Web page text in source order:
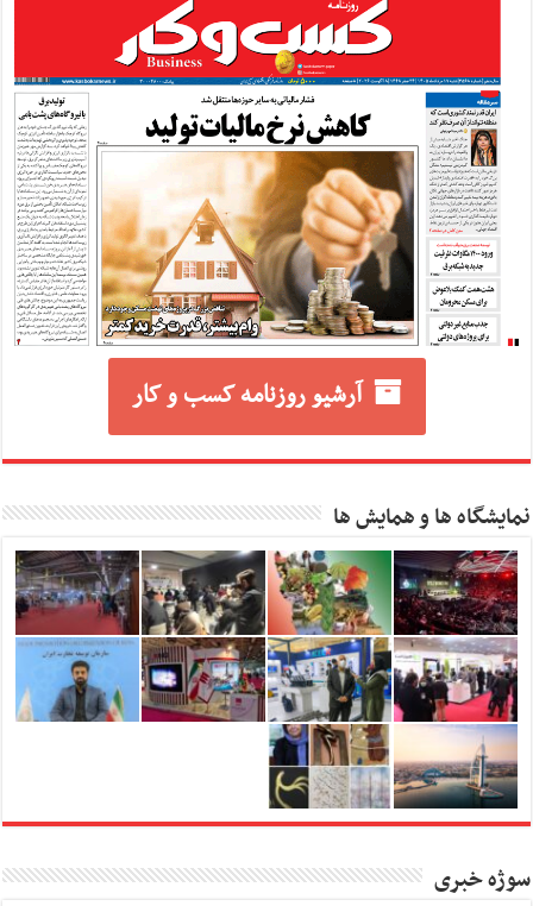
آرشیو روزنامه کسب و کار
نمایشگاه ها و همایش ها
سوژه خبری